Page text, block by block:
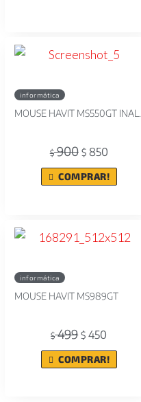
informática
MOUSE HAVIT MS550GT INAL.
$900 $850
COMPRAR!
informática
MOUSE HAVIT MS989GT
$499 $ 450
COMPRAR!